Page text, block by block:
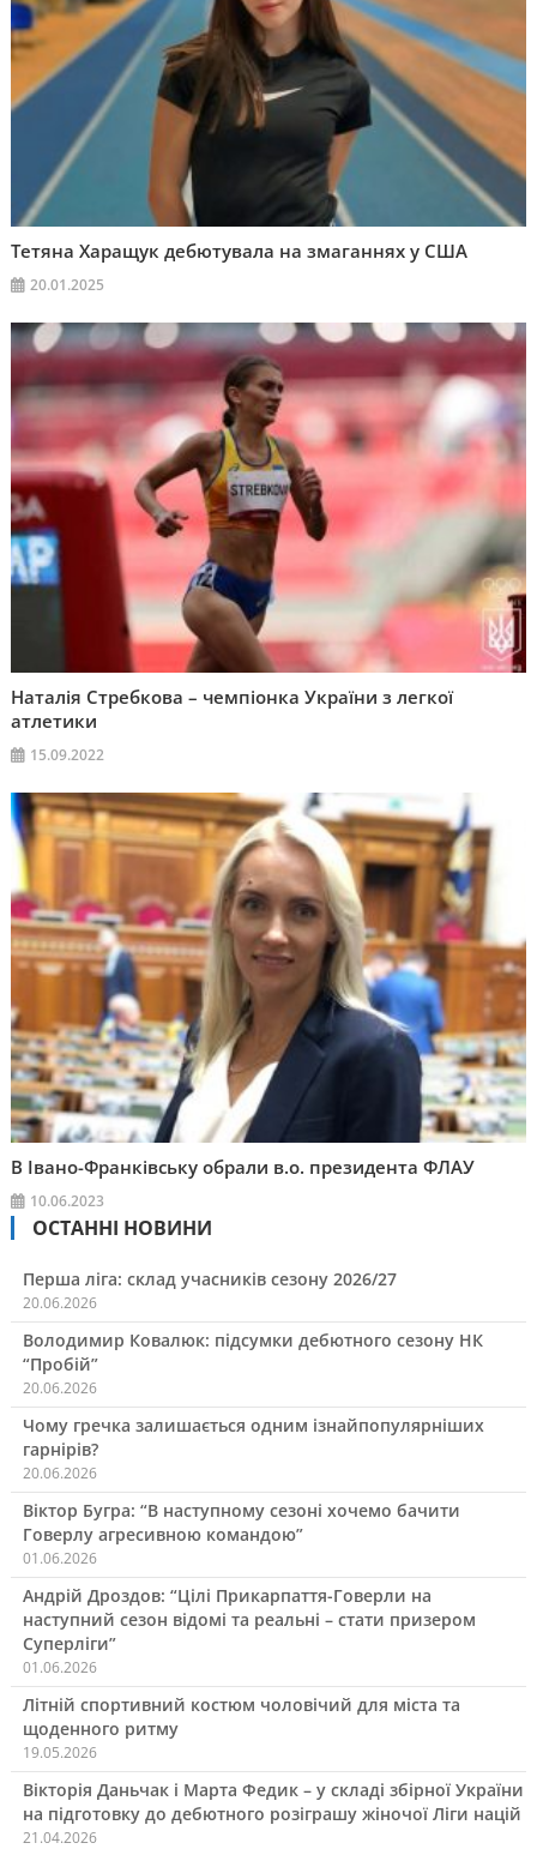
Тетяна Харащук дебютувала на змаганнях у США
20.01.2025
Наталія Стребкова – чемпіонка України з легкої
атлетики
15.09.2022
В Івано-Франківську обрали в.о. президента ФЛАУ
10.06.2023
ОСТАННІ НОВИНИ
Перша ліга: склад учасників сезону 2026/27
20.06.2026
Володимир Ковалюк: підсумки дебютного сезону НК
“Пробій”
20.06.2026
Чому гречка залишається одним ізнайпопулярніших
гарнірів?
20.06.2026
Віктор Бугра: “В наступному сезоні хочемо бачити
Говерлу агресивною командою”
01.06.2026
Андрій Дроздов: “Цілі Прикарпаття-Говерли на
наступний сезон відомі та реальні – стати призером
Суперліги”
01.06.2026
Літній спортивний костюм чоловічий для міста та
щоденного ритму
19.05.2026
Вікторія Даньчак і Марта Федик – у складі збірної України
на підготовку до дебютного розіграшу жіночої Ліги націй
21.04.2026